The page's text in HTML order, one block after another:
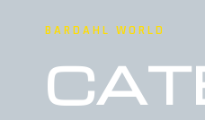
BARDAHL WORLD